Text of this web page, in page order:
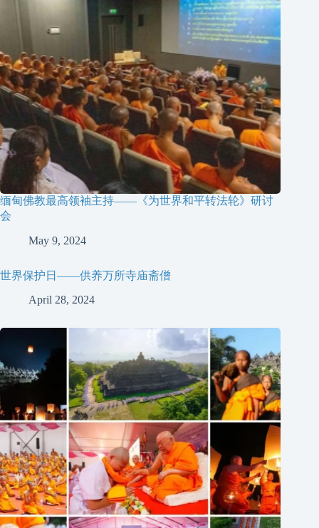
缅甸佛教最高领袖主持——《为世界和平转法轮》研讨
会
May 9, 2024
世界保护日——供养万所寺庙斋僧
April 28, 2024